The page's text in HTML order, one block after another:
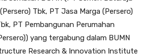
Tbk, PT Jasa Marga (Persero)
PT Pembangunan Perumahan
yang tergabung dalam BUMN
Research & Innovation Institute